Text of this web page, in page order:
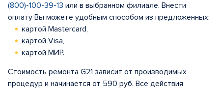
(800)-100-39-13 или в выбранном филиале. Внести
оплату Вы можете удобным способом из предложенных:
картой Mastercard,
картой Visa,
картой МИР.
Стоимость ремонта G21 зависит от производимых
процедур и начинается от 590 руб. Все действия